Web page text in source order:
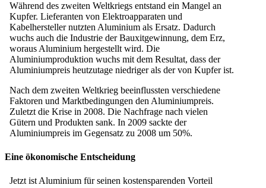
Während des zweiten Weltkriegs entstand ein Mangel an
Kupfer. Lieferanten von Elektroapparaten und
Kabelhersteller nutzten Aluminium als Ersatz. Dadurch
wuchs auch die Industrie der Bauxitgewinnung, dem Erz,
woraus Aluminium hergestellt wird. Die
Aluminiumproduktion wuchs mit dem Resultat, dass der
Aluminiumpreis heutzutage niedriger als der von Kupfer ist.
Nach dem zweiten Weltkrieg beeinflussten verschiedene
Faktoren und Marktbedingungen den Aluminiumpreis.
Zuletzt die Krise in 2008. Die Nachfrage nach vielen
Gütern und Produkten sank. In 2009 sackte der
Aluminiumpreis im Gegensatz zu 2008 um 50%.
Eine ökonomische Entscheidung
Jetzt ist Aluminium für seinen kostensparenden Vorteil